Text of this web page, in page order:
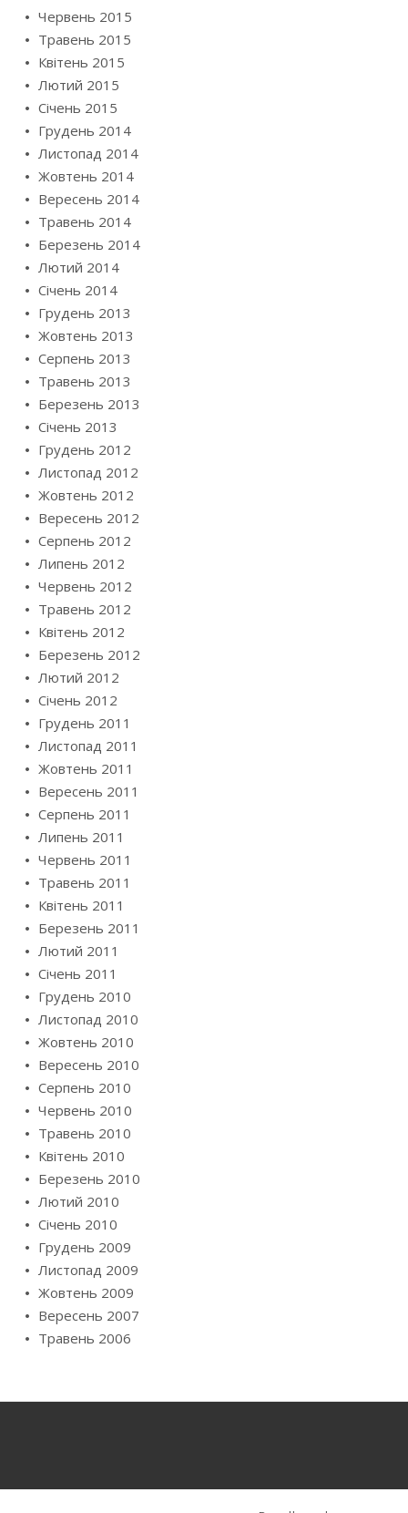
Червень 2015
Травень 2015
Квітень 2015
Лютий 2015
Січень 2015
Грудень 2014
Листопад 2014
Жовтень 2014
Вересень 2014
Травень 2014
Березень 2014
Лютий 2014
Січень 2014
Грудень 2013
Жовтень 2013
Серпень 2013
Травень 2013
Березень 2013
Січень 2013
Грудень 2012
Листопад 2012
Жовтень 2012
Вересень 2012
Серпень 2012
Липень 2012
Червень 2012
Травень 2012
Квітень 2012
Березень 2012
Лютий 2012
Січень 2012
Грудень 2011
Листопад 2011
Жовтень 2011
Вересень 2011
Серпень 2011
Липень 2011
Червень 2011
Травень 2011
Квітень 2011
Березень 2011
Лютий 2011
Січень 2011
Грудень 2010
Листопад 2010
Жовтень 2010
Вересень 2010
Серпень 2010
Червень 2010
Травень 2010
Квітень 2010
Березень 2010
Лютий 2010
Січень 2010
Грудень 2009
Листопад 2009
Жовтень 2009
Вересень 2007
Травень 2006